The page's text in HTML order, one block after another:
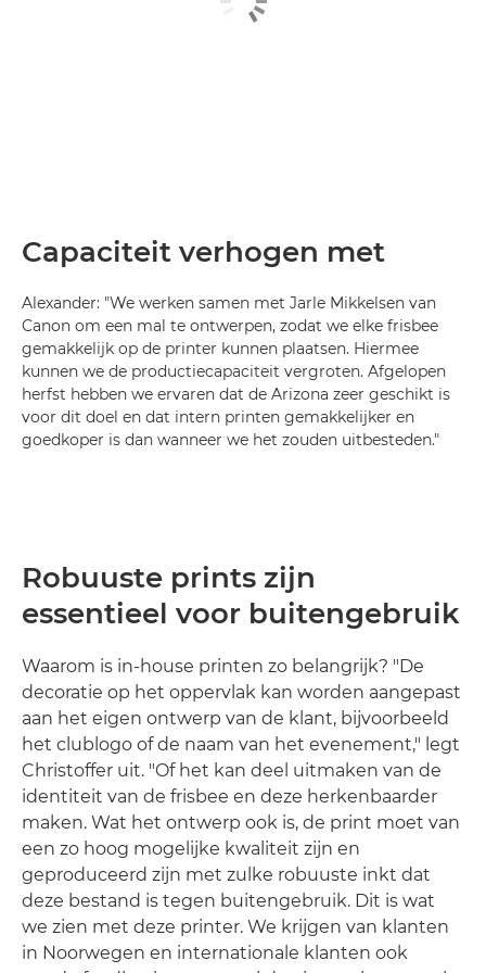
Capaciteit verhogen met
Alexander: "We werken samen met Jarle Mikkelsen van
Canon om een mal te ontwerpen, zodat we elke frisbee
gemakkelijk op de printer kunnen plaatsen. Hiermee
kunnen we de productiecapaciteit vergroten. Afgelopen
herfst hebben we ervaren dat de Arizona zeer geschikt is
voor dit doel en dat intern printen gemakkelijker en
goedkoper is dan wanneer we het zouden uitbesteden."
Robuuste prints zijn
essentieel voor buitengebruik
Waarom is in-house printen zo belangrijk? "De
decoratie op het oppervlak kan worden aangepast
aan het eigen ontwerp van de klant, bijvoorbeeld
het clublogo of de naam van het evenement," legt
Christoffer uit. "Of het kan deel uitmaken van de
identiteit van de frisbee en deze herkenbaarder
maken. Wat het ontwerp ook is, de print moet van
een zo hoog mogelijke kwaliteit zijn en
geproduceerd zijn met zulke robuuste inkt dat
deze bestand is tegen buitengebruik. Dit is wat
we zien met deze printer. We krijgen van klanten
in Noorwegen en internationale klanten ook